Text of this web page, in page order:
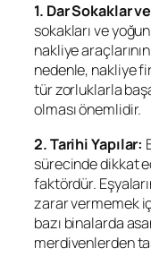
1. Dar Sokaklar
sokakları ve
nakliye
nedenle, nakliye
tür zorluklarla
olması önemlidir.
2. Tarihi Yapılar:
sürecinde dikkat
faktördür.
zarar vermemek
bazı binalarda
merdivenlerden